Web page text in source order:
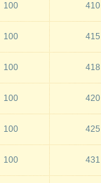
100 410
100 415
100 418
100 420
100 425
100 431